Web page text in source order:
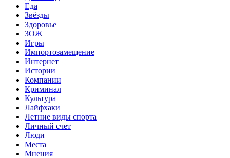
Еда
Звёзды
Здоровье
ЗОЖ
Игры
Импортозамещение
Интернет
Истории
Компании
Криминал
Культура
Лайфхаки
Летние виды спорта
Личный счет
Люди
Места
Мнения